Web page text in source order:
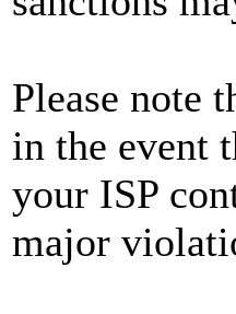
Please note
in the event
your ISP
major